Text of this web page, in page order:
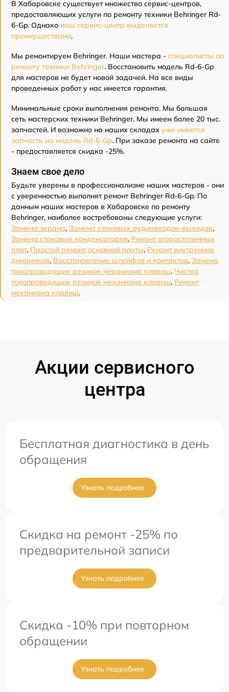
В Хабаровске существует множество сервис-центров,
предоставляющих услуги по ремонту техники Behringer Rd-
6-Gp. Однако наш сервис-центр выделяется
преимуществами.
Мы ремонтируем Behringer. Наши мастера - специалисты по
ремонту техники Behringer. Восстановить модель Rd-6-Gp
для мастеров не будет новой задачей. На все виды
проведенных работ у нас имеется гарантия.
Минимальные сроки выполнения ремонта. Мы большая
сеть мастерских техники Behringer. Мы имеем более 20 тыс.
запчастей. И возможно на наших складах уже имеется
запчасть на модель Rd-6-Gp. При заказе ремонта на сайте
- предоставляется скидка -25%.
Знаем свое дело
Будьте уверены в профессионализме наших мастеров - они
с уверенностью выполнят ремонт Behringer Rd-6-Gp. По
данным наших мастеров в Хабаровске по ремонту
Behringer, наиболее востребованы следующие услуги:
Замена экрана, Замена стоковых аудиовходов-выходов,
Замена стоковых конденсаторов, Ремонт второстепенных
плат, Простой ремонт основной платы, Ремонт внутренних
динамиков, Восстановление шлейфов и контактов, Замена
токопроводящих резинок механизма клавиш, Чистка
токопроводящих резинок механизма клавиш, Ремонт
механизма клавиш.
Акции сервисного
центра
Бесплатная диагностика в день
обращения
Узнать подробнее
Скидка на ремонт -25% по
предварительной записи
Узнать подробнее
Скидка -10% при повторном
обращении
Узнать подробнее